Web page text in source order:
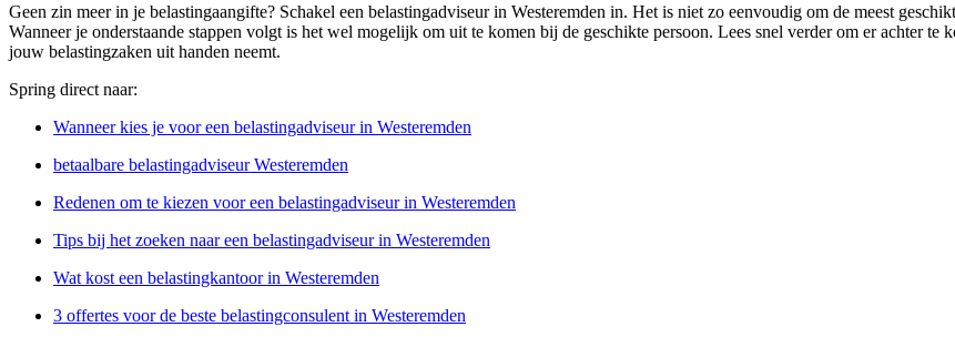
Geen zin meer in je belastingaangifte? Schakel een belastingadviseur in Westeremden in. Het is niet zo eenvoudig om de meest
Wanneer je onderstaande stappen volgt is het wel mogelijk om uit te komen bij de geschikte persoon. Lees snel verder om er achter te
jouw belastingzaken uit handen neemt.
Spring direct naar:
Wanneer kies je voor een belastingadviseur in Westeremden
betaalbare belastingadviseur Westeremden
Redenen om te kiezen voor een belastingadviseur in Westeremden
Tips bij het zoeken naar een belastingadviseur in Westeremden
Wat kost een belastingkantoor in Westeremden
3 offertes voor de beste belastingconsulent in Westeremden